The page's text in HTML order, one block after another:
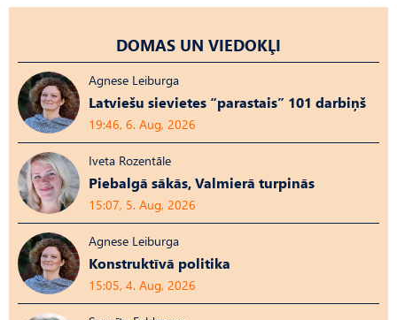
DOMAS UN VIEDOKĻI
Agnese Leiburga
Latviešu sievietes “parastais” 101 darbiņš
19:46, 6. Aug, 2026
Iveta Rozentāle
Piebalgā sākās, Valmierā turpinās
15:07, 5. Aug, 2026
Agnese Leiburga
Konstruktīvā politika
15:05, 4. Aug, 2026